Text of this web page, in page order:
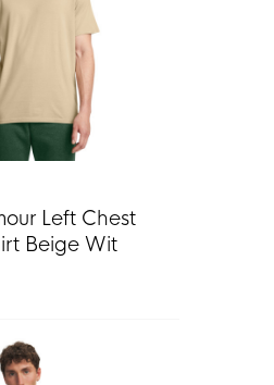
Left Chest
Beige Wit